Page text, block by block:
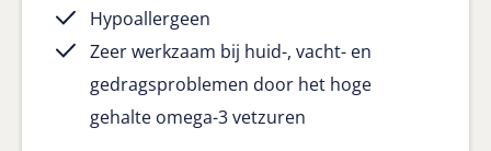
Hypoallergeen
Zeer werkzaam bij huid-, vacht- en
gedragsproblemen door het hoge
gehalte omega-3 vetzuren